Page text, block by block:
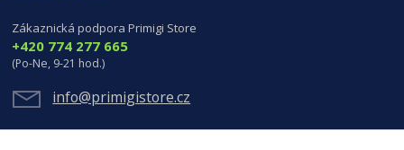
Zákaznická podpora Primigi Store
+420 774 277 665
(Po-Ne, 9-21 hod.)
info@primigistore.cz